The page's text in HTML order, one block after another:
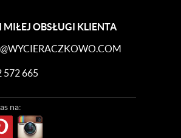
MIŁEJ OBSŁUGI KLIENTA
572 665
na: